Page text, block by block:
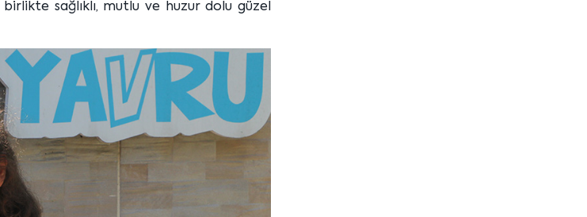
sağlıklı, mutlu ve huzur dolu güzel